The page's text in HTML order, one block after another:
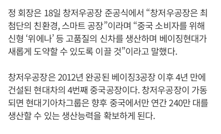
정 회장은 18일 창저우공장 준공식에서 “창저우공장은 최
첨단의 친환경, 스마트 공장”이라며 “중국 소비자를 위해
신형 ‘위에나’ 등 고품질의 신차를 생산하며 베이징현대가
새롭게 도약할 수 있도록 이끌 것”이라고 말했다.
창저우공장은 2012년 완공된 베이징3공장 이후 4년 만에
건설된 현대차의 4번째 중국공장이다. 창저우공장이 가동
되면 현대기아차그룹은 향후 중국에서만 연간 240만 대를
생산할 수 있는 생산능력을 확보하게 된다.